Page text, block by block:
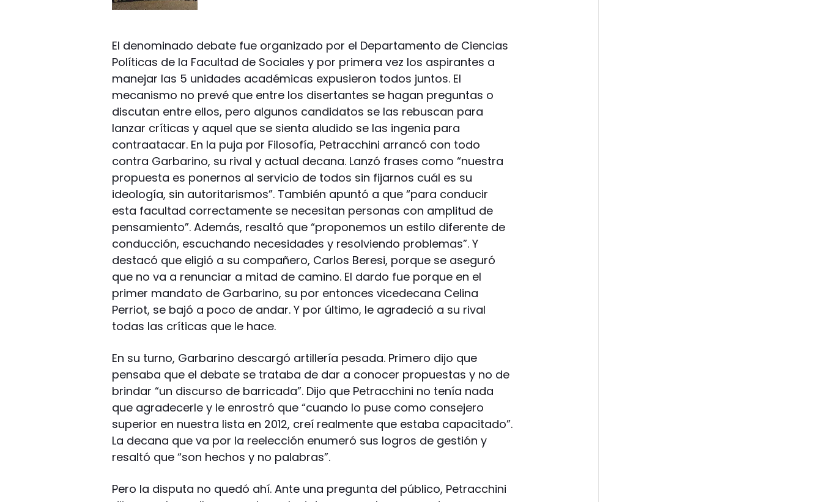
El denominado debate fue organizado por el Departamento de Ciencias
Políticas de la Facultad de Sociales y por primera vez los aspirantes a
manejar las 5 unidades académicas expusieron todos juntos. El
mecanismo no prevé que entre los disertantes se hagan preguntas o
discutan entre ellos, pero algunos candidatos se las rebuscan para
lanzar críticas y aquel que se sienta aludido se las ingenia para
contraatacar. En la puja por Filosofía, Petracchini arrancó con todo
contra Garbarino, su rival y actual decana. Lanzó frases como “nuestra
propuesta es ponernos al servicio de todos sin fijarnos cuál es su
ideología, sin autoritarismos”. También apuntó a que “para conducir
esta facultad correctamente se necesitan personas con amplitud de
pensamiento”. Además, resaltó que “proponemos un estilo diferente de
conducción, escuchando necesidades y resolviendo problemas”. Y
destacó que eligió a su compañero, Carlos Beresi, porque se aseguró
que no va a renunciar a mitad de camino. El dardo fue porque en el
primer mandato de Garbarino, su por entonces vicedecana Celina
Perriot, se bajó a poco de andar. Y por último, le agradeció a su rival
todas las críticas que le hace.
En su turno, Garbarino descargó artillería pesada. Primero dijo que
pensaba que el debate se trataba de dar a conocer propuestas y no de
brindar “un discurso de barricada”. Dijo que Petracchini no tenía nada
que agradecerle y le enrostró que “cuando lo puse como consejero
superior en nuestra lista en 2012, creí realmente que estaba capacitado”.
La decana que va por la reelección enumeró sus logros de gestión y
resaltó que “son hechos y no palabras”.
Pero la disputa no quedó ahí. Ante una pregunta del público, Petracchini